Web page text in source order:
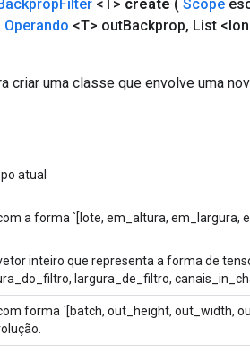
Filter <T> create ( Scope
Operando <T> outBackprop, List
criar uma classe que envolve uma
atual
a forma `[lote, em_altura, em_largura,
inteiro que representa a forma de
largura_de_filtro,
forma `[batch, out_height, out_width,